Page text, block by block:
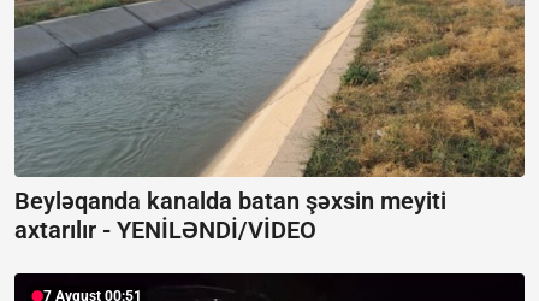
Beyləqanda kanalda batan şəxsin meyiti
axtarılır - YENİLƏNDİ/VİDEO
7 Avqust 00:51